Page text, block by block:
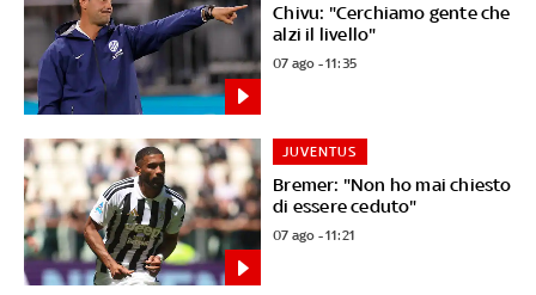
Chivu: "Cerchiamo gente che
alzi il livello"
07 ago - 11:35
Bremer: "Non ho mai chiesto
di essere ceduto"
JUVENTUS
07 ago - 11:21